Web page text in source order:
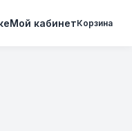
Мой кабинетКорзина